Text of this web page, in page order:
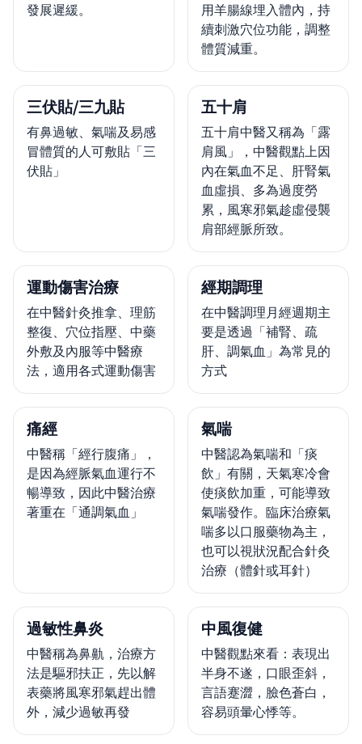
發展遲緩。
用羊腸線埋入體內，持
續刺激穴位功能，調整
體質減重。
三伏貼/三九貼
有鼻過敏、氣喘及易感
冒體質的人可敷貼「三
伏貼」
五十肩
五十肩中醫又稱為「露
肩風」，中醫觀點上因
內在氣血不足、肝腎氣
血虛損、多為過度勞
累，風寒邪氣趁虛侵襲
肩部經脈所致。
運動傷害治療
在中醫針灸推拿、理筋
整復、穴位指壓、中藥
外敷及內服等中醫療
法，適用各式運動傷害
經期調理
在中醫調理月經週期主
要是透過「補腎、疏
肝、調氣血」為常見的
方式
痛經
中醫稱「經行腹痛」，
是因為經脈氣血運行不
暢導致，因此中醫治療
著重在「通調氣血」
氣喘
中醫認為氣喘和「痰
飲」有關，天氣寒冷會
使痰飲加重，可能導致
氣喘發作。臨床治療氣
喘多以口服藥物為主，
也可以視狀況配合針灸
治療（體針或耳針）
過敏性鼻炎
中醫稱為鼻鼽，治療方
法是驅邪扶正，先以解
表藥將風寒邪氣趕出體
外，減少過敏再發
中風復健
中醫觀點來看：表現出
半身不遂，口眼歪斜，
言語蹇澀，臉色蒼白，
容易頭暈心悸等。